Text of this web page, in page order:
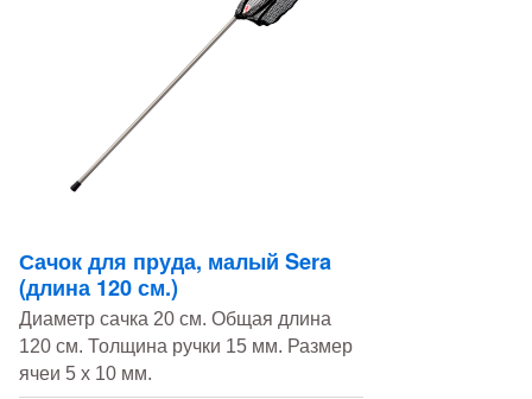
Сачок для пруда, малый Sera
(длина 120 см.)
Диаметр сачка 20 см. Общая длина
120 см. Толщина ручки 15 мм. Размер
ячеи 5 x 10 мм.